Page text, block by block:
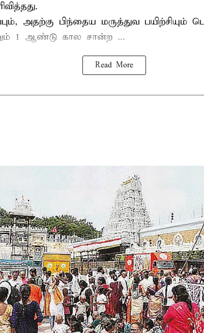
அதற்கு பிந்தைய மருத்துவ பயிற்சியும்
1 ஆண்டு கால சான்ற ...
Read More